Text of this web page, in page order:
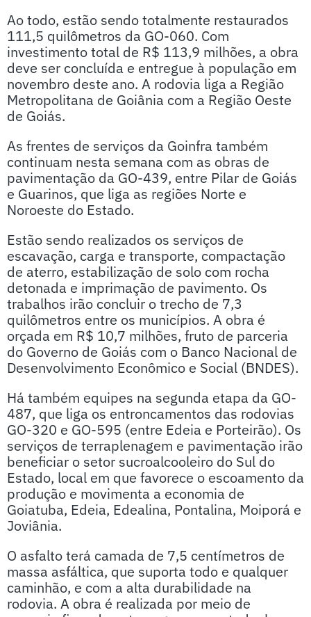
Ao todo, estão sendo totalmente restaurados
111,5 quilômetros da GO-060. Com
investimento total de R$ 113,9 milhões, a obra
deve ser concluída e entregue à população em
novembro deste ano. A rodovia liga a Região
Metropolitana de Goiânia com a Região Oeste
de Goiás.
As frentes de serviços da Goinfra também
continuam nesta semana com as obras de
pavimentação da GO-439, entre Pilar de Goiás
e Guarinos, que liga as regiões Norte e
Noroeste do Estado.
Estão sendo realizados os serviços de
escavação, carga e transporte, compactação
de aterro, estabilização de solo com rocha
detonada e imprimação de pavimento. Os
trabalhos irão concluir o trecho de 7,3
quilômetros entre os municípios. A obra é
orçada em R$ 10,7 milhões, fruto de parceria
do Governo de Goiás com o Banco Nacional de
Desenvolvimento Econômico e Social (BNDES).
Há também equipes na segunda etapa da GO-
487, que liga os entroncamentos das rodovias
GO-320 e GO-595 (entre Edeia e Porteirão). Os
serviços de terraplenagem e pavimentação irão
beneficiar o setor sucroalcooleiro do Sul do
Estado, local em que favorece o escoamento da
produção e movimenta a economia de
Goiatuba, Edeia, Edealina, Pontalina, Moiporá e
Joviânia.
O asfalto terá camada de 7,5 centímetros de
massa asfáltica, que suporta todo e qualquer
caminhão, e com a alta durabilidade na
rodovia. A obra é realizada por meio de